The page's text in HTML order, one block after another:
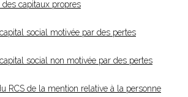
des capitaux propres
social motivée par des pertes
social non motivée par des pertes
RCS de la mention relative à la personne